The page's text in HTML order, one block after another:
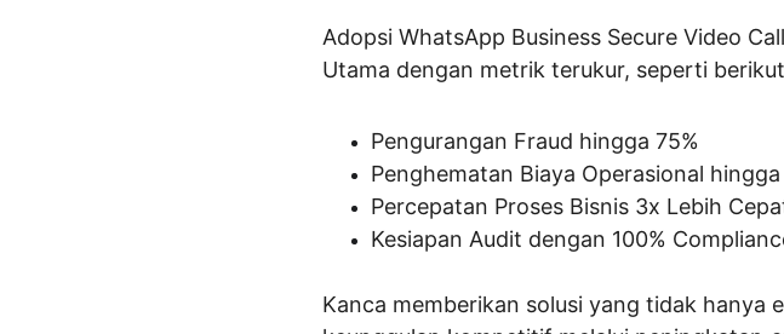
Adopsi WhatsApp Business Secure Video
Utama dengan metrik terukur, seperti
Pengurangan Fraud hingga 75%
Penghematan Biaya Operasional
Percepatan Proses Bisnis 3x Lebih
Kesiapan Audit dengan 100%
Kanca memberikan solusi yang tidak hanya